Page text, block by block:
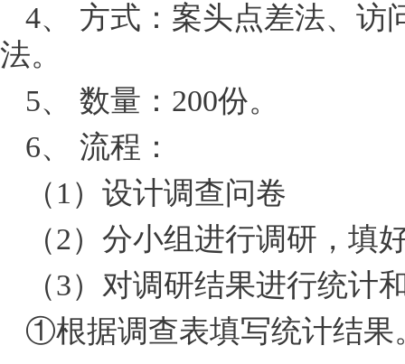
4、 方式：案头点差法、访
法。
5、 数量：200份。
6、 流程：
（1）设计调查问卷
（2）分小组进行调研，填
（3）对调研结果进行统计
①根据调查表填写统计结果